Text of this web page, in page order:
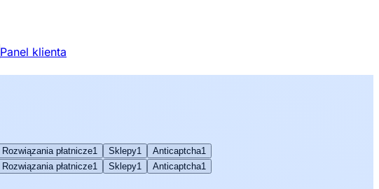
Panel klienta
Rozwiązania płatnicze1 Sklepy1 Anticaptcha1
Rozwiązania płatnicze1 Sklepy1 Anticaptcha1